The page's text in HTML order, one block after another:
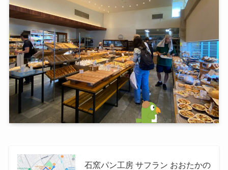
石窯パン工房 サフラン おおたかの